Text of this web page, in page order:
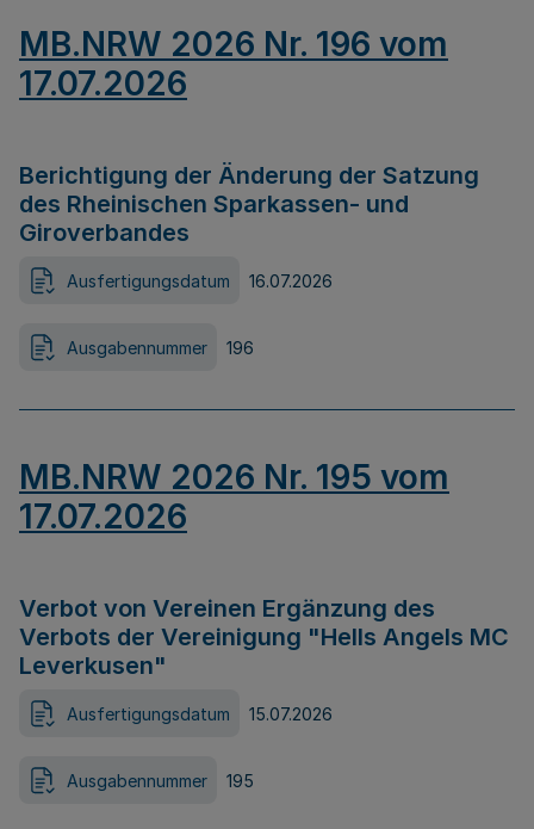
MB.NRW 2026 Nr. 196 vom
17.07.2026
Berichtigung der Änderung der Satzung
des Rheinischen Sparkassen- und
Giroverbandes
Ausfertigungsdatum 16.07.2026
Ausgabennummer 196
MB.NRW 2026 Nr. 195 vom
17.07.2026
Verbot von Vereinen Ergänzung des
Verbots der Vereinigung "Hells Angels MC
Leverkusen"
Ausfertigungsdatum 15.07.2026
Ausgabennummer 195